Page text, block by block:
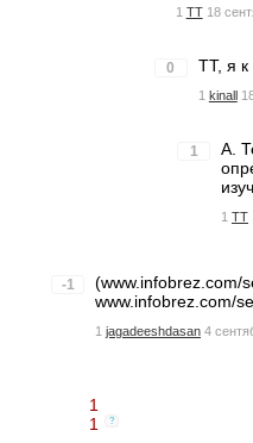
1 TT 18
0 TT, я
1 kinall
1
А.
1 TT
-1
(www.infobrez.com/
www.infobrez.com/
1 jagadeeshdasan 4
1
1
?